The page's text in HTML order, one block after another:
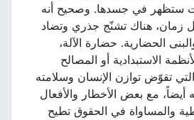
ستظهر في جسدها. وصحيح أنه
زمان، هناك تشنّج جذري وتضاد
الحضارية. حضارة الآلة،
الاستبدادية أو المصالح
تقوّض توازن الإنسان وسلامته
أيضاً، مع بعض الأخطار والأفعال
والمساواة في الحقوق تطيح